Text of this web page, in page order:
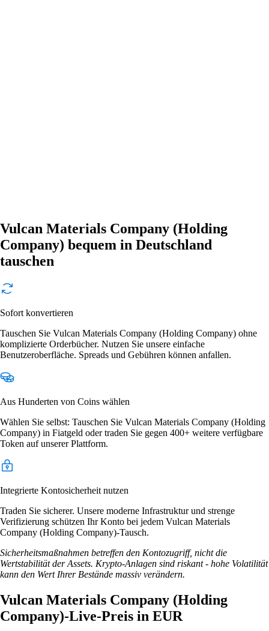
Vulcan Materials Company (Holding
Company) bequem in Deutschland
tauschen
Sofort konvertieren
Tauschen Sie Vulcan Materials Company (Holding Company) ohne
komplizierte Orderbücher. Nutzen Sie unsere einfache
Benutzeroberfläche. Spreads und Gebühren können anfallen.
Aus Hunderten von Coins wählen
Wählen Sie selbst: Tauschen Sie Vulcan Materials Company (Holding
Company) in Fiatgeld oder traden Sie gegen 400+ weitere verfügbare
Token auf unserer Plattform.
Integrierte Kontosicherheit nutzen
Traden Sie sicherer. Unsere moderne Infrastruktur und strenge
Verifizierung schützen Ihr Konto bei jedem Vulcan Materials
Company (Holding Company)-Tausch.
Sicherheitsmaßnahmen betreffen den Kontozugriff, nicht die
Wertstabilität der Assets. Krypto-Anlagen sind riskant - hohe Volatilität
kann den Wert Ihrer Bestände massiv verändern.
Vulcan Materials Company (Holding
Company)-Live-Preis in EUR